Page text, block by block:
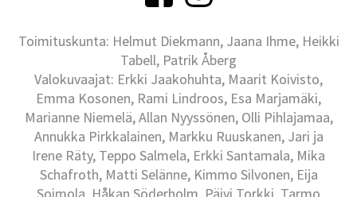
Toimituskunta: Helmut Diekmann, Jaana Ihme, Heikki
Tabell, Patrik Åberg
Valokuvaajat: Erkki Jaakohuhta, Maarit Koivisto,
Emma Kosonen, Rami Lindroos, Esa Marjamäki,
Marianne Niemelä, Allan Nyyssönen, Olli Pihlajamaa,
Annukka Pirkkalainen, Markku Ruuskanen, Jari ja
Irene Räty, Teppo Salmela, Erkki Santamala, Mika
Schafroth, Matti Selänne, Kimmo Silvonen, Eija